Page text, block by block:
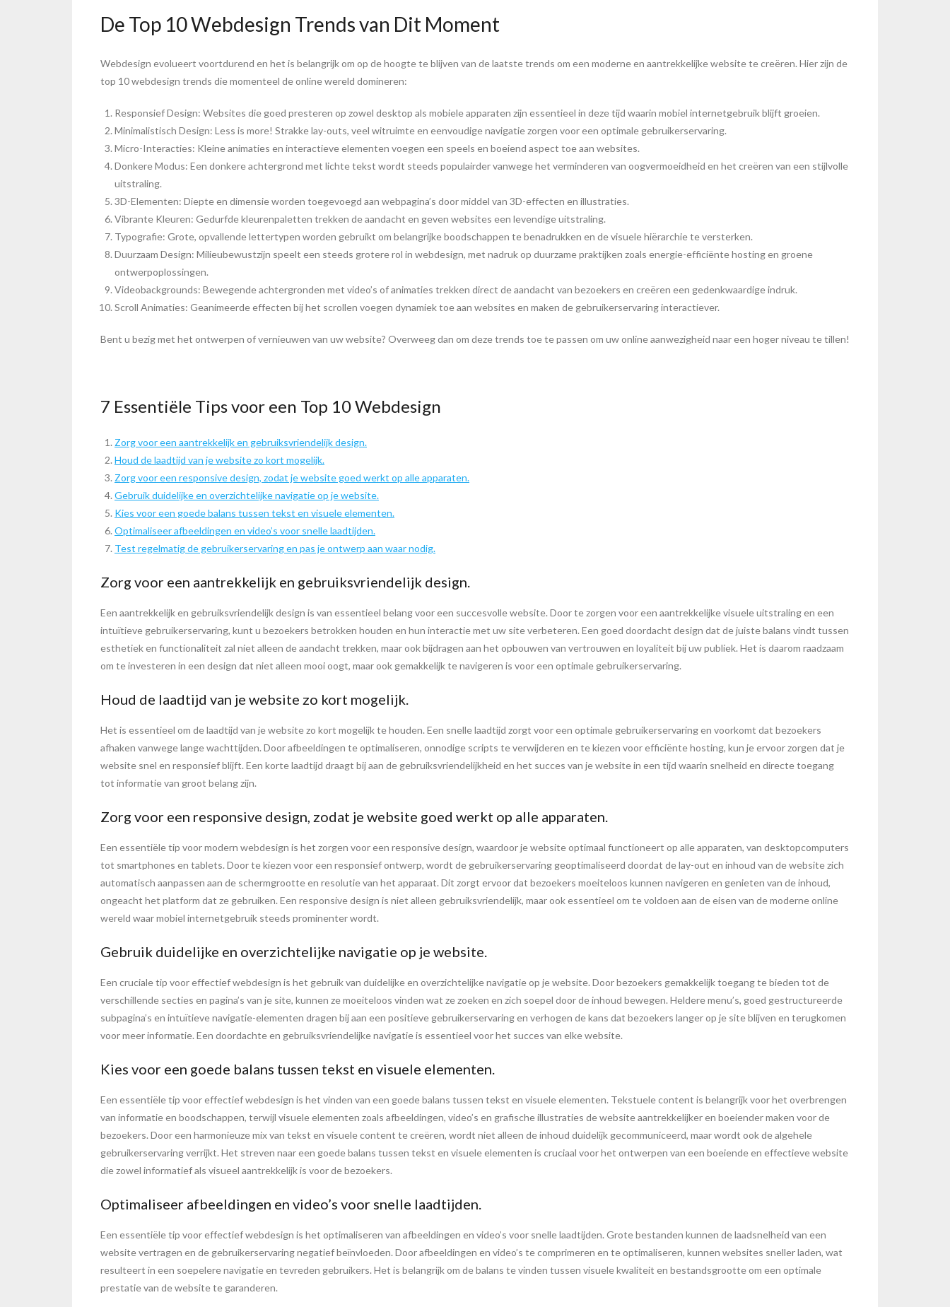
De Top 10 Webdesign Trends van Dit Moment
Webdesign evolueert voortdurend en het is belangrijk om op de hoogte te blijven van de laatste trends om een moderne en aantrekkelijke website te creëren. Hier zijn de
top 10 webdesign trends die momenteel de online wereld domineren:
Responsief Design: Websites die goed presteren op zowel desktop als mobiele apparaten zijn essentieel in deze tijd waarin mobiel internetgebruik blijft groeien.
Minimalistisch Design: Less is more! Strakke lay-outs, veel witruimte en eenvoudige navigatie zorgen voor een optimale gebruikerservaring.
Micro-Interacties: Kleine animaties en interactieve elementen voegen een speels en boeiend aspect toe aan websites.
Donkere Modus: Een donkere achtergrond met lichte tekst wordt steeds populairder vanwege het verminderen van oogvermoeidheid en het creëren van een stijlvolle
uitstraling.
3D-Elementen: Diepte en dimensie worden toegevoegd aan webpagina’s door middel van 3D-effecten en illustraties.
Vibrante Kleuren: Gedurfde kleurenpaletten trekken de aandacht en geven websites een levendige uitstraling.
Typografie: Grote, opvallende lettertypen worden gebruikt om belangrijke boodschappen te benadrukken en de visuele hiërarchie te versterken.
Duurzaam Design: Milieubewustzijn speelt een steeds grotere rol in webdesign, met nadruk op duurzame praktijken zoals energie-efficiënte hosting en groene
ontwerpoplossingen.
Videobackgrounds: Bewegende achtergronden met video’s of animaties trekken direct de aandacht van bezoekers en creëren een gedenkwaardige indruk.
Scroll Animaties: Geanimeerde effecten bij het scrollen voegen dynamiek toe aan websites en maken de gebruikerservaring interactiever.
Bent u bezig met het ontwerpen of vernieuwen van uw website? Overweeg dan om deze trends toe te passen om uw online aanwezigheid naar een hoger niveau te tillen!
7 Essentiële Tips voor een Top 10 Webdesign
Zorg voor een aantrekkelijk en gebruiksvriendelijk design.
Houd de laadtijd van je website zo kort mogelijk.
Zorg voor een responsive design, zodat je website goed werkt op alle apparaten.
Gebruik duidelijke en overzichtelijke navigatie op je website.
Kies voor een goede balans tussen tekst en visuele elementen.
Optimaliseer afbeeldingen en video’s voor snelle laadtijden.
Test regelmatig de gebruikerservaring en pas je ontwerp aan waar nodig.
Zorg voor een aantrekkelijk en gebruiksvriendelijk design.
Een aantrekkelijk en gebruiksvriendelijk design is van essentieel belang voor een succesvolle website. Door te zorgen voor een aantrekkelijke visuele uitstraling en een
intuïtieve gebruikerservaring, kunt u bezoekers betrokken houden en hun interactie met uw site verbeteren. Een goed doordacht design dat de juiste balans vindt tussen
esthetiek en functionaliteit zal niet alleen de aandacht trekken, maar ook bijdragen aan het opbouwen van vertrouwen en loyaliteit bij uw publiek. Het is daarom raadzaam
om te investeren in een design dat niet alleen mooi oogt, maar ook gemakkelijk te navigeren is voor een optimale gebruikerservaring.
Houd de laadtijd van je website zo kort mogelijk.
Het is essentieel om de laadtijd van je website zo kort mogelijk te houden. Een snelle laadtijd zorgt voor een optimale gebruikerservaring en voorkomt dat bezoekers
afhaken vanwege lange wachttijden. Door afbeeldingen te optimaliseren, onnodige scripts te verwijderen en te kiezen voor efficiënte hosting, kun je ervoor zorgen dat je
website snel en responsief blijft. Een korte laadtijd draagt bij aan de gebruiksvriendelijkheid en het succes van je website in een tijd waarin snelheid en directe toegang
tot informatie van groot belang zijn.
Zorg voor een responsive design, zodat je website goed werkt op alle apparaten.
Een essentiële tip voor modern webdesign is het zorgen voor een responsive design, waardoor je website optimaal functioneert op alle apparaten, van desktopcomputers
tot smartphones en tablets. Door te kiezen voor een responsief ontwerp, wordt de gebruikerservaring geoptimaliseerd doordat de lay-out en inhoud van de website zich
automatisch aanpassen aan de schermgrootte en resolutie van het apparaat. Dit zorgt ervoor dat bezoekers moeiteloos kunnen navigeren en genieten van de inhoud,
ongeacht het platform dat ze gebruiken. Een responsive design is niet alleen gebruiksvriendelijk, maar ook essentieel om te voldoen aan de eisen van de moderne online
wereld waar mobiel internetgebruik steeds prominenter wordt.
Gebruik duidelijke en overzichtelijke navigatie op je website.
Een cruciale tip voor effectief webdesign is het gebruik van duidelijke en overzichtelijke navigatie op je website. Door bezoekers gemakkelijk toegang te bieden tot de
verschillende secties en pagina’s van je site, kunnen ze moeiteloos vinden wat ze zoeken en zich soepel door de inhoud bewegen. Heldere menu’s, goed gestructureerde
subpagina’s en intuïtieve navigatie-elementen dragen bij aan een positieve gebruikerservaring en verhogen de kans dat bezoekers langer op je site blijven en terugkomen
voor meer informatie. Een doordachte en gebruiksvriendelijke navigatie is essentieel voor het succes van elke website.
Kies voor een goede balans tussen tekst en visuele elementen.
Een essentiële tip voor effectief webdesign is het vinden van een goede balans tussen tekst en visuele elementen. Tekstuele content is belangrijk voor het overbrengen
van informatie en boodschappen, terwijl visuele elementen zoals afbeeldingen, video’s en grafische illustraties de website aantrekkelijker en boeiender maken voor de
bezoekers. Door een harmonieuze mix van tekst en visuele content te creëren, wordt niet alleen de inhoud duidelijk gecommuniceerd, maar wordt ook de algehele
gebruikerservaring verrijkt. Het streven naar een goede balans tussen tekst en visuele elementen is cruciaal voor het ontwerpen van een boeiende en effectieve website
die zowel informatief als visueel aantrekkelijk is voor de bezoekers.
Optimaliseer afbeeldingen en video’s voor snelle laadtijden.
Een essentiële tip voor effectief webdesign is het optimaliseren van afbeeldingen en video’s voor snelle laadtijden. Grote bestanden kunnen de laadsnelheid van een
website vertragen en de gebruikerservaring negatief beïnvloeden. Door afbeeldingen en video’s te comprimeren en te optimaliseren, kunnen websites sneller laden, wat
resulteert in een soepelere navigatie en tevreden gebruikers. Het is belangrijk om de balans te vinden tussen visuele kwaliteit en bestandsgrootte om een optimale
prestatie van de website te garanderen.